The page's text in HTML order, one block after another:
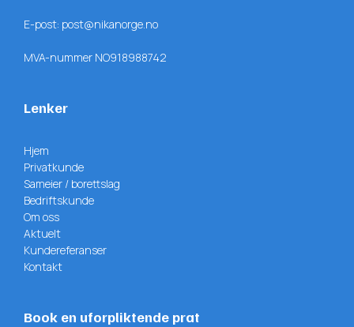
E-post: post@nikanorge.no
MVA-nummer NO918988742
Lenker
Hjem
Privatkunde
Sameier / borettslag
Bedriftskunde
Om oss
Aktuelt
Kundereferanser
Kontakt
Book en uforpliktende prat